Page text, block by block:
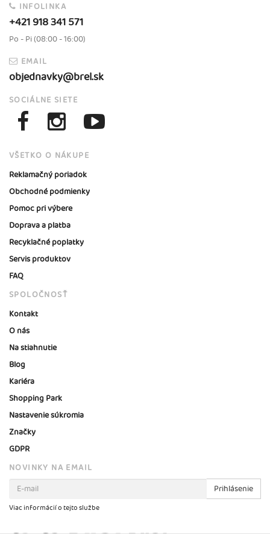
INFOLINKA
+421 918 341 571
Po - Pi (08:00 - 16:00)
EMAIL
objednavky@brel.sk
SOCIÁLNE SIETE
VŠETKO O NÁKUPE
Reklamačný poriadok
Obchodné podmienky
Pomoc pri výbere
Doprava a platba
Recyklačné poplatky
Servis produktov
FAQ
SPOLOČNOSŤ
Kontakt
O nás
Na stiahnutie
Blog
Kariéra
Shopping Park
Nastavenie súkromia
Značky
GDPR
NOVINKY NA EMAIL
Prihlásenie
Viac informácií o tejto službe